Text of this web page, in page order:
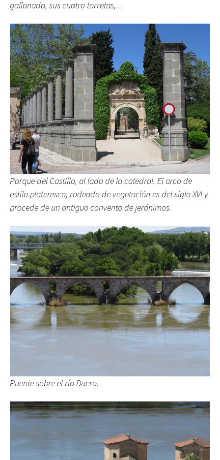
gallonada, sus cuatro torretas,…
Parque del Castillo, al lado de la catedral. El arco de
estilo plateresco, rodeado de vegetación es del siglo XVI y
procede de un antiguo convento de jerónimos.
Puente sobre el río Duero.